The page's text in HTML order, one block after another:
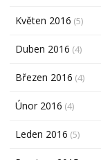
Květen 2016 (5)
Duben 2016 (4)
Březen 2016 (4)
Únor 2016 (4)
Leden 2016 (5)